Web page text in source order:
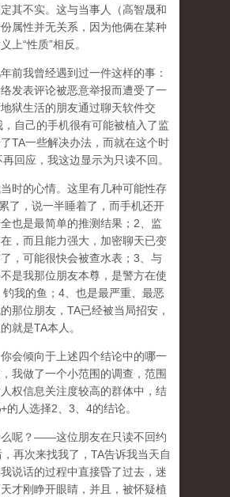
其不实。这与当事人（高智晟和
属性并无关系，因为他俩在某种
上“性质”相反。
前我曾经遇到过一件这样的事：
发表评论被恶意举报而遭受了一
狱生活的朋友通过聊天软件交
自己的手机很有可能被植入了监
TA一些解决办法，而就在这个时
回应，我这边显示为只读不回。
时的心情。这里有几种可能性存
了，说一半睡着了，而手机还开
也是最简单的推测结果；2、监
，而且能力强大，加密聊天已变
，可能很快会被查水表；3、与
是我那位朋友本尊，是警方在使
钓我的鱼；4、也是最严重、最恶
那位朋友，TA已经被当局招安，
就是TA本人。
会倾向于上述四个结论中的哪一
我做了一个小范围的调查，范围
权信息关注度较高的群体中，结
的人选择2、3、4的结论。
么呢？——这位朋友在只读不回约
再次来找我了，TA告诉我当天自
说话的过程中直接昏了过去，迷
才刚睁开眼睛，并且，被怀疑植